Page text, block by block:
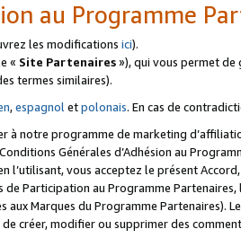
au Programme
les modifications ici).
« Site Partenaires»), qui vous permet
termes similaires).
,espagnoletpolonais. En cas de
à notre programme de marketing
Générales d’Adhésion au
l’utilisant, vous acceptez le présent
Participation au Programme
Marques du Programme Partenaires).
créer, modifier ou supprimer des